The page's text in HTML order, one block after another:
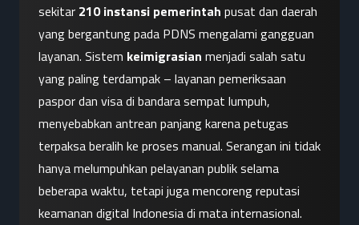
sekitar 210 instansi pemerintah pusat dan daerah
yang bergantung pada PDNS mengalami gangguan
layanan. Sistem keimigrasian menjadi salah satu
yang paling terdampak – layanan pemeriksaan
paspor dan visa di bandara sempat lumpuh,
menyebabkan antrean panjang karena petugas
terpaksa beralih ke proses manual. Serangan ini tidak
hanya melumpuhkan pelayanan publik selama
beberapa waktu, tetapi juga mencoreng reputasi
keamanan digital Indonesia di mata internasional.